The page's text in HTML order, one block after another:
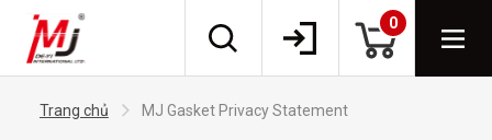
0
Trang chủ MJ Gasket Privacy Statement